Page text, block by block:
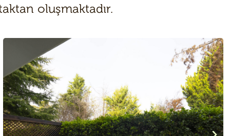
oluşmaktadır.